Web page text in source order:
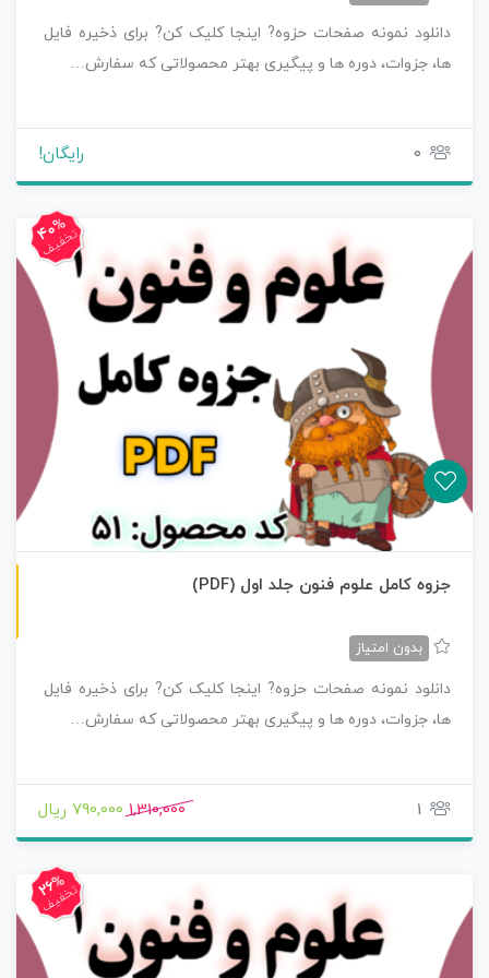
دانلود نمونه صفحات حزوه? اینجا کلیک کن? برای ذخیره فایل
ها، جزوات، دوره ها و پیگیری بهتر محصولاتی که سفارش…
0 رایگان!
40%
تخفیف
جزوه کامل علوم فنون جلد اول (PDF)
بدون امتیاز
دانلود نمونه صفحات حزوه? اینجا کلیک کن? برای ذخیره فایل
ها، جزوات، دوره ها و پیگیری بهتر محصولاتی که سفارش…
1
1,310,000 790,000 ریال
26%
تخفیف